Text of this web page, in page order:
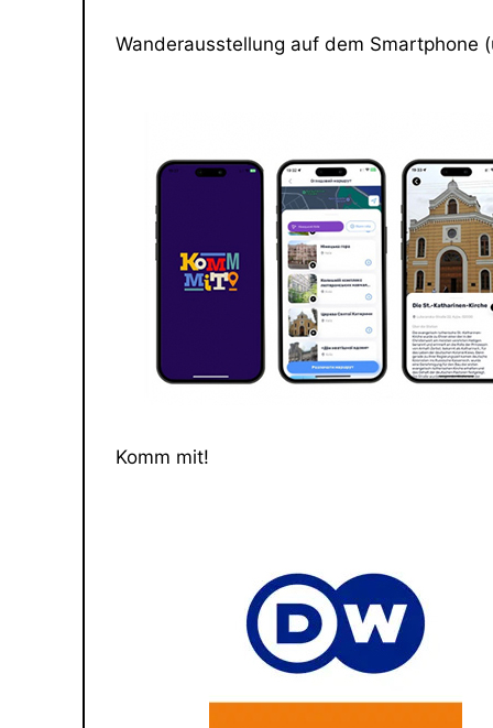
Wanderausstellung auf dem Smartphone
Komm mit!